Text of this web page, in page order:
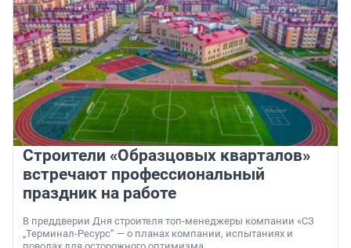
Строители «Образцовых кварталов»
встречают профессиональный
праздник на работе
В преддверии Дня строителя топ-менеджеры компании «СЗ
„Терминал-Ресурс“ — о планах компании, испытаниях и